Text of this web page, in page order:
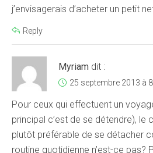
j’envisagerais d’acheter un petit
Reply
Myriam dit :
25 septembre 2013 à
Pour ceux qui effectuent un
principal c’est de se détendre), le
plutôt préférable de se détacher
routine quotidienne n’est-ce pas?